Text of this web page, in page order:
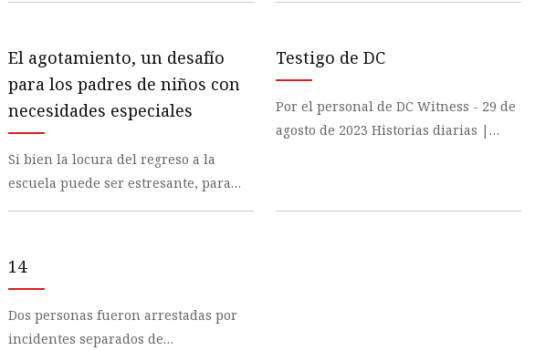
El agotamiento, un desafío
para los padres de niños con
necesidades especiales
Si bien la locura del regreso a la
escuela puede ser estresante, para
muchos cuidadores y padres de niños
Testigo de DC
Por el personal de DC Witness - 29 de
agosto de 2023 Historias diarias |
14
Dos personas fueron arrestadas por
incidentes separados de